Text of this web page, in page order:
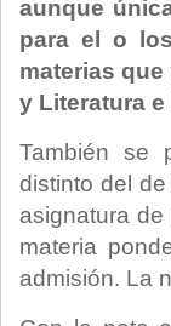
aunque
para el o
materias
y Literatura
También se
distinto del
asignatura
materia
admisión. La